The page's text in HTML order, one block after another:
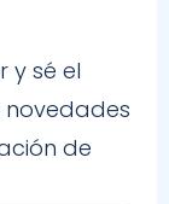
y sé el
de